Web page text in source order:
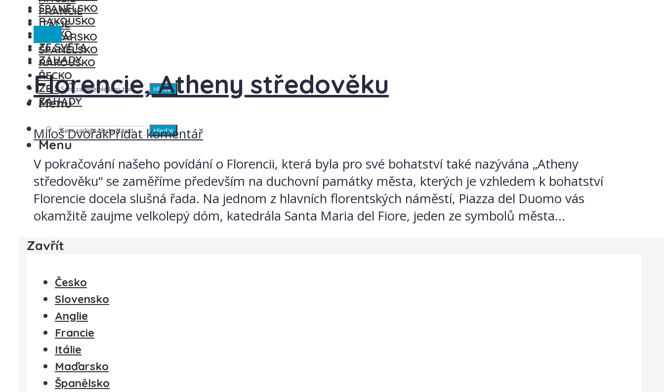
FRANCIE
ITÁLIE
MAĎARSKO
ŠPANĚLSKO
RAKOUSKO
ŘECKO
ZE SVĚTA
ZÁHADY
Hledat
Menu
ŠPANĚLSKO
RAKOUSKO
ŘECKO
ZE SVĚTA
ZÁHADY
Hledat
Menu
Florencie, Atheny středověku
Miloš DvořákPřidat komentář
V pokračování našeho povídání o Florencii, která byla pro své bohatství také nazývána „Atheny
středověku“ se zaměříme především na duchovní památky města, kterých je vzhledem k bohatství
Florencie docela slušná řada. Na jednom z hlavních florentských náměstí, Piazza del Duomo vás
okamžitě zaujme velkolepý dóm, katedrála Santa Maria del Fiore, jeden ze symbolů města...
Zavřít
Česko
Slovensko
Anglie
Francie
Itálie
Maďarsko
Španělsko